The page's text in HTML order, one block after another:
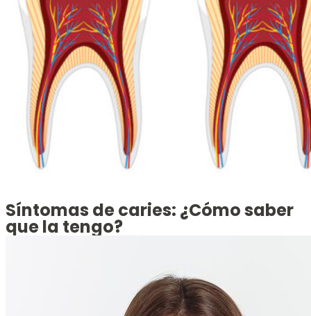
Síntomas de caries: ¿Cómo saber
que la tengo?